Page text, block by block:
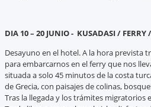
DIA 10 – 20 JUNIO - KUSADASI / FERRY
Desayuno en el hotel. A la hora prevista
para embarcarnos en el ferry que nos
situada a solo 45 minutos de la costa
de Grecia, con paisajes de colinas,
Tras la llegada y los trámites migratorios